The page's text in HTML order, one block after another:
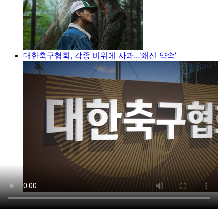
대한축구협회, 각종 비위에 사과...'쇄신 약속'